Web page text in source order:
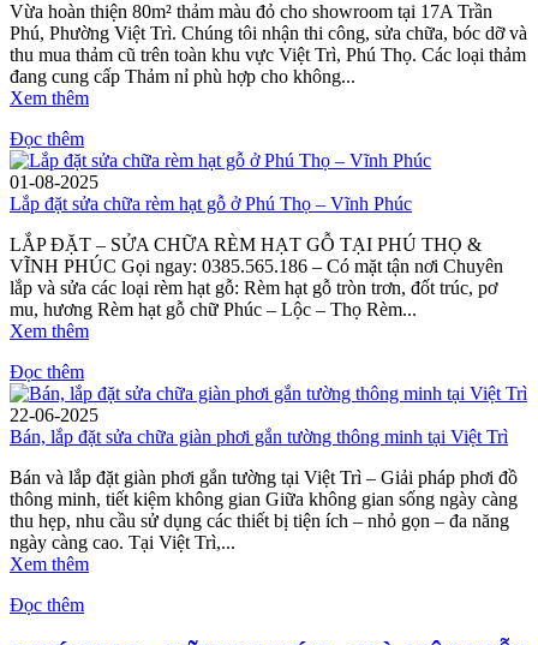
Vừa hoàn thiện 80m² thảm màu đỏ cho showroom tại 17A Trần
Phú, Phường Việt Trì. Chúng tôi nhận thi công, sửa chữa, bóc dỡ và
thu mua thảm cũ trên toàn khu vực Việt Trì, Phú Thọ. Các loại thảm
đang cung cấp Thảm nỉ phù hợp cho không...
Xem thêm
Đọc thêm
01-08-2025
Lắp đặt sửa chữa rèm hạt gỗ ở Phú Thọ – Vĩnh Phúc
LẮP ĐẶT – SỬA CHỮA RÈM HẠT GỖ TẠI PHÚ THỌ &
VĨNH PHÚC Gọi ngay: 0385.565.186 – Có mặt tận nơi Chuyên
lắp và sửa các loại rèm hạt gỗ: Rèm hạt gỗ tròn trơn, đốt trúc, pơ
mu, hương Rèm hạt gỗ chữ Phúc – Lộc – Thọ Rèm...
Xem thêm
Đọc thêm
22-06-2025
Bán, lắp đặt sửa chữa giàn phơi gắn tường thông minh tại Việt Trì
Bán và lắp đặt giàn phơi gắn tường tại Việt Trì – Giải pháp phơi đồ
thông minh, tiết kiệm không gian Giữa không gian sống ngày càng
thu hẹp, nhu cầu sử dụng các thiết bị tiện ích – nhỏ gọn – đa năng
ngày càng cao. Tại Việt Trì,...
Xem thêm
Đọc thêm